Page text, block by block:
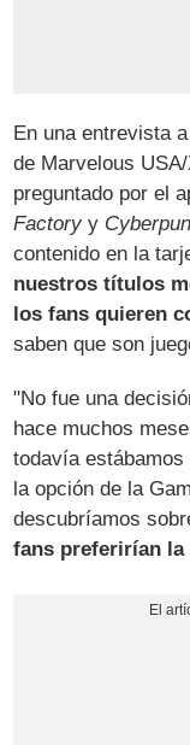
En una entrevista
de Marvelous
preguntado por el
Factory y
contenido en la
nuestros títulos
los fans quieren
saben que son
"No fue una
hace muchos
todavía
la opción de la
descubríamos
fans preferirían la